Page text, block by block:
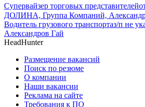
Супервайзер торговых представителей
ДОЛИНА, Группа Компаний,
Водитель грузового транспортаз/п не
Александров Гай
HeadHunter
Размещение вакансий
Поиск по резюме
О компании
Наши вакансии
Реклама на сайте
Требования к ПО